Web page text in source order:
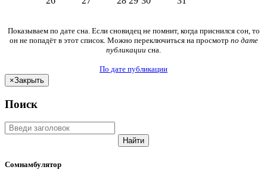
Показываем по дате сна. Если сновидец не помнит, когда приснился сон, то
он не попадёт в этот список. Можно переключиться на просмотр по дате
публикации сна.
По дате публикации
×Закрыть
Поиск
Найти
Сомнамбулятор